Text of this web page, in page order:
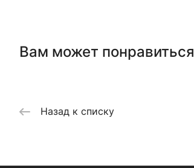
Вам может понравиться
Назад к списку